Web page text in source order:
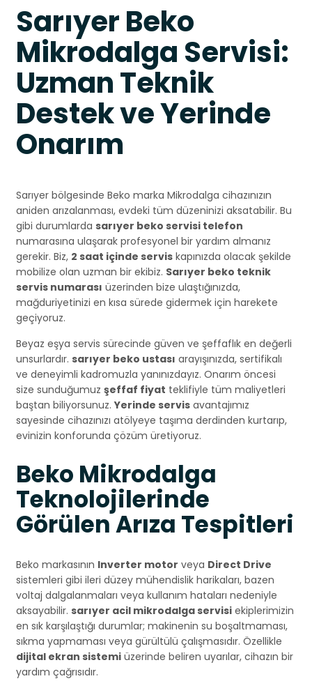
Sarıyer Beko
Mikrodalga Servisi:
Uzman Teknik
Destek ve Yerinde
Onarım
Sarıyer bölgesinde Beko marka Mikrodalga cihazınızın
aniden arızalanması, evdeki tüm düzeninizi aksatabilir. Bu
gibi durumlarda sarıyer beko servisi telefon
numarasına ulaşarak profesyonel bir yardım almanız
gerekir. Biz, 2 saat içinde servis kapınızda olacak şekilde
mobilize olan uzman bir ekibiz. Sarıyer beko teknik
servis numarası üzerinden bize ulaştığınızda,
mağduriyetinizi en kısa sürede gidermek için harekete
geçiyoruz.
Beyaz eşya servis sürecinde güven ve şeffaflık en değerli
unsurlardır. sarıyer beko ustası arayışınızda, sertifikalı
ve deneyimli kadromuzla yanınızdayız. Onarım öncesi
size sunduğumuz şeffaf fiyat teklifiyle tüm maliyetleri
baştan biliyorsunuz.Yerinde servis avantajımız
sayesinde cihazınızı atölyeye taşıma derdinden kurtarıp,
evinizin konforunda çözüm üretiyoruz.
Beko Mikrodalga
Teknolojilerinde
Görülen Arıza Tespitleri
Beko markasının Inverter motor veya Direct Drive
sistemleri gibi ileri düzey mühendislik harikaları, bazen
voltaj dalgalanmaları veya kullanım hataları nedeniyle
aksayabilir. sarıyer acil mikrodalga servisi ekiplerimizin
en sık karşılaştığı durumlar; makinenin su boşaltmaması,
sıkma yapmaması veya gürültülü çalışmasıdır. Özellikle
dijital ekran sistemi üzerinde beliren uyarılar, cihazın bir
yardım çağrısıdır.